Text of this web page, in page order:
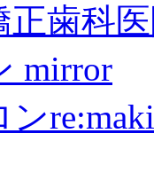
正歯科
mirror